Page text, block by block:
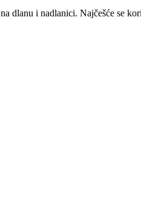
dlanu i nadlanici. Najčešće se